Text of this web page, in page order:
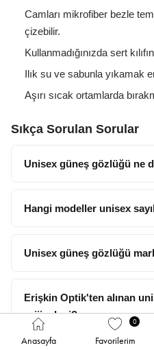
Camları mikrofiber bezle
çizebilir.
Kullanmadığınızda sert
Ilık su ve sabunla yıkamak
Aşırı sıcak ortamlarda
Sıkça Sorulan Sorular
Unisex güneş gözlüğü ne
Hangi modeller unisex
Unisex güneş gözlüğü
Erişkin Optik'ten alınan
orijinal mi?
Anasayfa Favorilerim
0